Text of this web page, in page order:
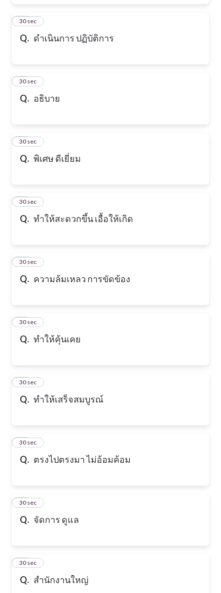
Q. ดำเนินการ ปฏิบัติการ
17
30 sec
Q. อธิบาย
18
30 sec
Q. พิเศษ ดีเยี่ยม
19
30 sec
Q. ทำให้สะดวกขึ้น เอื้อให้เกิด
20
30 sec
Q. ความล้มเหลว การขัดข้อง
21
30 sec
Q. ทำให้คุ้นเคย
22
30 sec
Q. ทำให้เสร็จสมบูรณ์
23
30 sec
Q. ตรงไปตรงมา ไม่อ้อมค้อม
24
30 sec
Q. จัดการ ดูแล
25
30 sec
Q. สำนักงานใหญ่
26
30 sec